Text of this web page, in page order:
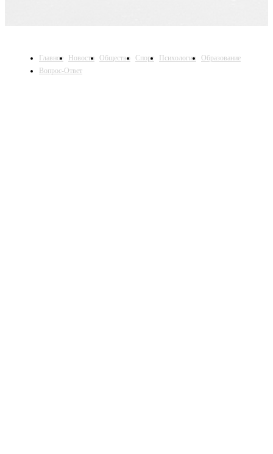
Главное Новости Общество Спорт Психология
Образование
Вопрос-Ответ